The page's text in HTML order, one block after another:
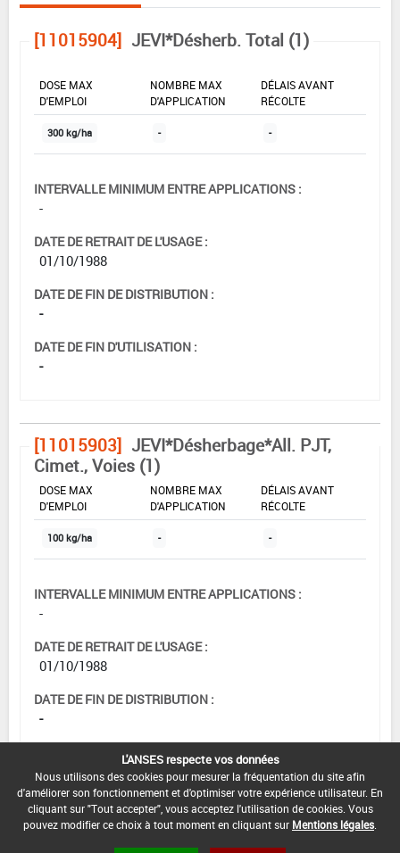
[11015904] JEVI*Désherb. Total (1)
DOSE MAX
D'EMPLOI
NOMBRE MAX
D'APPLICATION
DÉLAIS AVANT
RÉCOLTE
300 kg/ha - -
INTERVALLE MINIMUM ENTRE APPLICATIONS :
-
DATE DE RETRAIT DE L'USAGE :
01/10/1988
DATE DE FIN DE DISTRIBUTION :
-
DATE DE FIN D'UTILISATION :
-
[11015903] JEVI*Désherbage*All. PJT,
Cimet., Voies (1)
DOSE MAX
D'EMPLOI
NOMBRE MAX
D'APPLICATION
DÉLAIS AVANT
RÉCOLTE
100 kg/ha - -
INTERVALLE MINIMUM ENTRE APPLICATIONS :
-
DATE DE RETRAIT DE L'USAGE :
01/10/1988
DATE DE FIN DE DISTRIBUTION :
-
DATE DE FIN D'UTILISATION :
-
L'ANSES respecte vos données
Nous utilisons des cookies pour mesurer la fréquentation du site afin
d'améliorer son fonctionnement et d'optimiser votre expérience utilisateur. En
cliquant sur "Tout accepter", vous acceptez l'utilisation de cookies. Vous
pouvez modifier ce choix à tout moment en cliquant sur Mentions légales